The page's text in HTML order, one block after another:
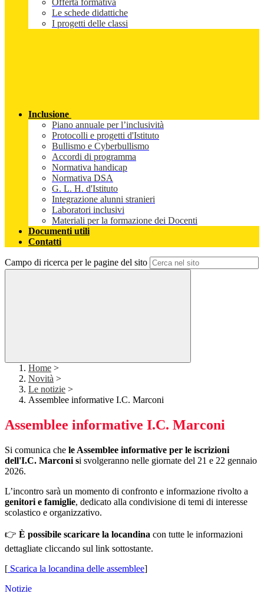
Offerta formativa
Le schede didattiche
I progetti delle classi
Inclusione
Piano annuale per l’inclusività
Protocolli e progetti d'Istituto
Bullismo e Cyberbullismo
Accordi di programma
Normativa handicap
Normativa DSA
G. L. H. d'Istituto
Integrazione alunni stranieri
Laboratori inclusivi
Materiali per la formazione dei Docenti
Documenti utili
Contatti
Campo di ricerca per le pagine del sito
Home >
Novità >
Le notizie >
Assemblee informative I.C. Marconi
Assemblee informative I.C. Marconi
Si comunica che le Assemblee informative per le iscrizioni
dell'I.C. Marconi si svolgeranno nelle giornate del 21 e 22 gennaio
2026.
L’incontro sarà un momento di confronto e informazione rivolto a
genitori e famiglie, dedicato alla condivisione di temi di interesse
scolastico e organizzativo.
👉 È possibile scaricare la locandina con tutte le informazioni
dettagliate cliccando sul link sottostante.
[ Scarica la locandina delle assemblee]
Notizie